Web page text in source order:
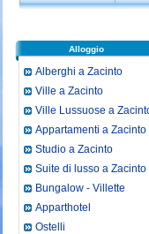
Alloggio
Alberghi a Zacinto
Ville a Zacinto
Ville Lussuose a
Appartamenti a Zacinto
Studio a Zacinto
Suite di lusso a Zacinto
Bungalow - Villette
Apparthotel
Ostelli